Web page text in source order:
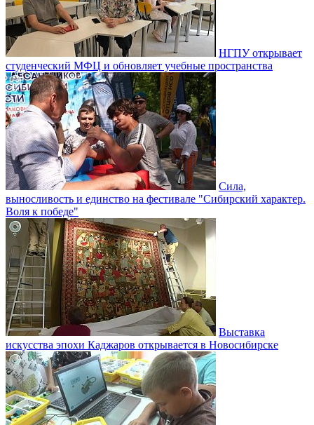
НГПУ открывает
студенческий МФЦ и обновляет учебные пространства
Сила,
выносливость и единство на фестивале "Сибирский характер.
Воля к победе"
Выставка
искусства эпохи Каджаров открывается в Новосибирске